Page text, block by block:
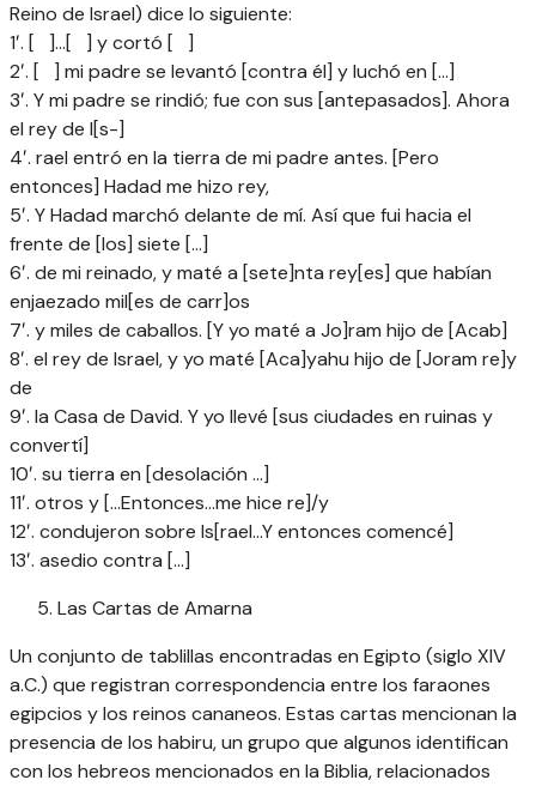
Reino de Israel) dice lo siguiente:
1′. [ ]…[ ] y cortó [ ]
2′. [ ] mi padre se levantó [contra él] y luchó en […]
3′. Y mi padre se rindió; fue con sus [antepasados]. Ahora
el rey de I[s-]
4′. rael entró en la tierra de mi padre antes. [Pero
entonces] Hadad me hizo rey,
5′. Y Hadad marchó delante de mí. Así que fui hacia el
frente de [los] siete […]
6′. de mi reinado, y maté a [sete]nta rey[es] que habían
enjaezado mil[es de carr]os
7′. y miles de caballos. [Y yo maté a Jo]ram hijo de [Acab]
8′. el rey de Israel, y yo maté [Aca]yahu hijo de [Joram re]y
de
9′. la Casa de David. Y yo llevé [sus ciudades en ruinas y
convertí]
10′. su tierra en [desolación …]
11′. otros y […Entonces…me hice re]/y
12′. condujeron sobre Is[rael…Y entonces comencé]
13′. asedio contra […]
Las Cartas de Amarna
Un conjunto de tablillas encontradas en Egipto (siglo XIV
a.C.) que registran correspondencia entre los faraones
egipcios y los reinos cananeos. Estas cartas mencionan la
presencia de los habiru, un grupo que algunos identifican
con los hebreos mencionados en la Biblia, relacionados